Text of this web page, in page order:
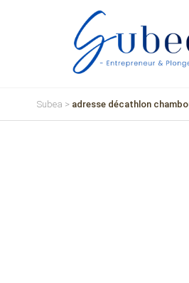
Subea > adresse décathlon